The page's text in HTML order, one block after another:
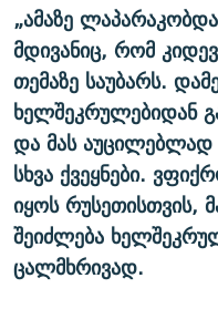
„ამაზე
მდივანიც, რომ
თემაზე საუბარს.
ხელშეკრულებიდან
და მას აუცილებლად
სხვა ქვეყნები.
იყოს რუსეთისთვის,
შეიძლება
ცალმხრივად.